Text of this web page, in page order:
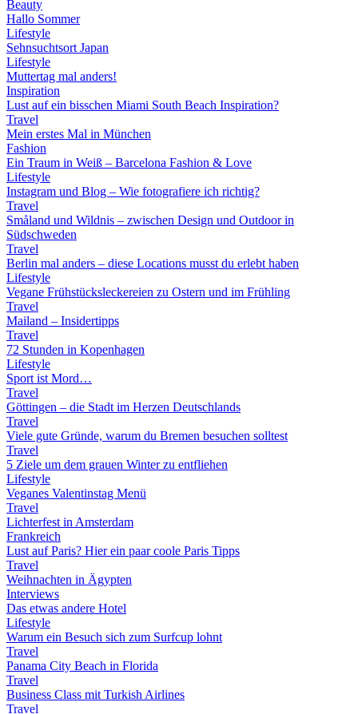
Beauty
Hallo Sommer
Lifestyle
Sehnsuchtsort Japan
Lifestyle
Muttertag mal anders!
Inspiration
Lust auf ein bisschen Miami South Beach Inspiration?
Travel
Mein erstes Mal in München
Fashion
Ein Traum in Weiß – Barcelona Fashion & Love
Lifestyle
Instagram und Blog – Wie fotografiere ich richtig?
Travel
Småland und Wildnis – zwischen Design und Outdoor in
Südschweden
Travel
Berlin mal anders – diese Locations musst du erlebt haben
Lifestyle
Vegane Frühstücksleckereien zu Ostern und im Frühling
Travel
Mailand – Insidertipps
Travel
72 Stunden in Kopenhagen
Lifestyle
Sport ist Mord…
Travel
Göttingen – die Stadt im Herzen Deutschlands
Travel
Viele gute Gründe, warum du Bremen besuchen solltest
Travel
5 Ziele um dem grauen Winter zu entfliehen
Lifestyle
Veganes Valentinstag Menü
Travel
Lichterfest in Amsterdam
Frankreich
Lust auf Paris? Hier ein paar coole Paris Tipps
Travel
Weihnachten in Ägypten
Interviews
Das etwas andere Hotel
Lifestyle
Warum ein Besuch sich zum Surfcup lohnt
Travel
Panama City Beach in Florida
Travel
Business Class mit Turkish Airlines
Travel